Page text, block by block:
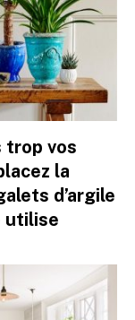
trop vos
la
d’argile
utilise